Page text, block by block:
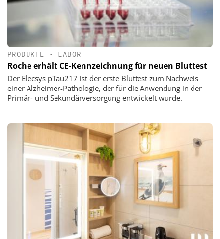
PRODUKTE • LABOR
Roche erhält CE-Kennzeichnung für neuen Bluttest
Der Elecsys pTau217 ist der erste Bluttest zum Nachweis
einer Alzheimer-Pathologie, der für die Anwendung in der
Primär- und Sekundärversorgung entwickelt wurde.